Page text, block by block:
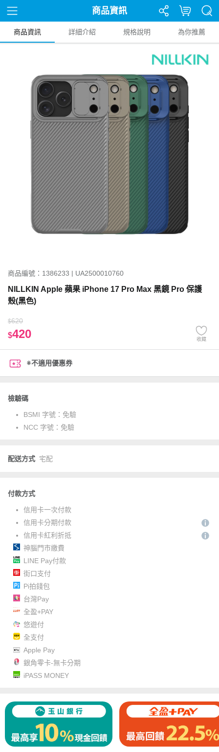
商品資訊
商品資訊 詳細介紹 規格說明 為你推薦
商品編號：1386233 | UA2500010760
NILLKIN Apple 蘋果 iPhone 17 Pro Max 黑鏡 Pro 保護
殼(黑色)
$620
$420 收藏
※不適用優惠券
檢驗碼
BSMI 字號： 免驗
NCC 字號： 免驗
配送方式 宅配
付款方式
信用卡一次付款
信用卡分期付款
信用卡紅利折抵
神腦門市繳費
LINE Pay付款
街口支付
Pi拍錢包
台灣Pay
全盈+PAY
悠遊付
全支付
Apple Pay
銀角零卡-無卡分期
iPASS MONEY